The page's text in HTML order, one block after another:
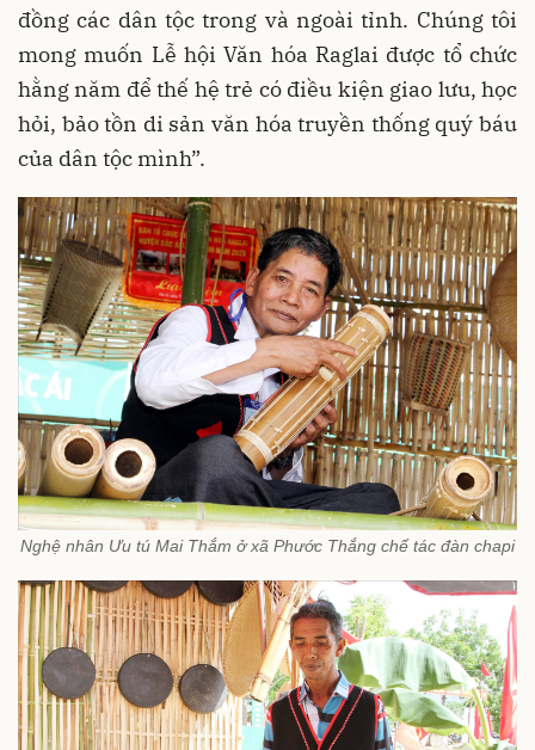
đồng các dân tộc trong và ngoài tỉnh. Chúng tôi
mong muốn Lễ hội Văn hóa Raglai được tổ chức
hằng năm để thế hệ trẻ có điều kiện giao lưu, học
hỏi, bảo tồn di sản văn hóa truyền thống quý báu
của dân tộc mình”.
Nghệ nhân Ưu tú Mai Thắm ở xã Phước Thắng chế tác đàn chapi